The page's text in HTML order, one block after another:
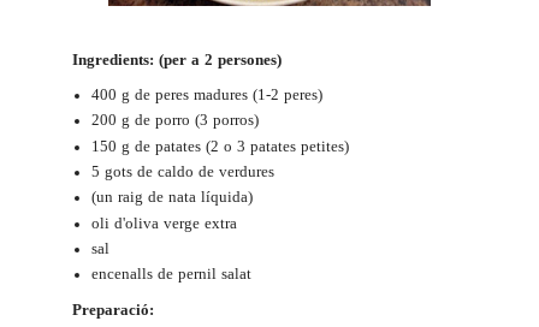
Ingredients: (per a 2 persones)
400 g de peres madures (1-2 peres)
200 g de porro (3 porros)
150 g de patates (2 o 3 patates petites)
5 gots de caldo de verdures
(un raig de nata líquida)
oli d'oliva verge extra
sal
encenalls de pernil salat
Preparació: